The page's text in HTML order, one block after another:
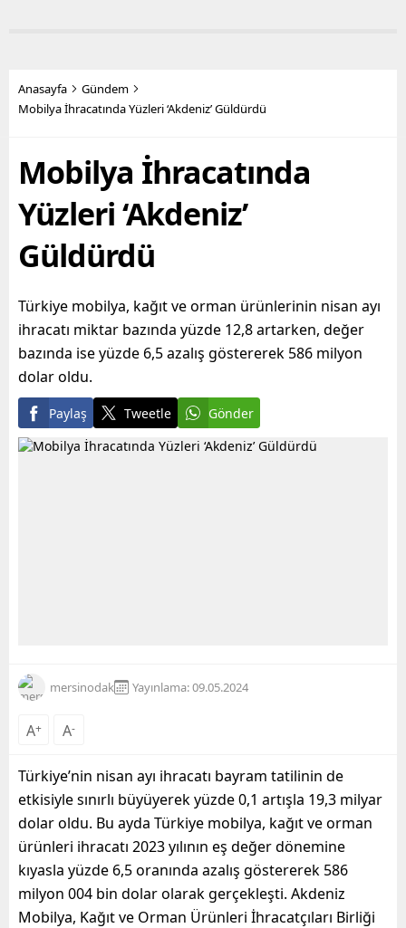
Başkanı Vahap Seçer’in
öncülüğünde hayata
manevi olarak nefes
alabilmesine destek
olmayı hedefleyen
Büyükşehir...
ekipleri, son olarak Bahçe
katlı iki ayrı metruk
yapının...
Anasayfa
Gündem
Mobilya İhracatında Yüzleri ‘Akdeniz’ Güldürdü
Mobilya İhracatında
Yüzleri ‘Akdeniz’
Güldürdü
Türkiye mobilya, kağıt ve orman ürünlerinin nisan ayı
ihracatı miktar bazında yüzde 12,8 artarken, değer
bazında ise yüzde 6,5 azalış göstererek 586 milyon
dolar oldu.
Paylaş Tweetle Gönder
mersinodak Yayınlama: 09.05.2024
A+ A-
Türkiye’nin nisan ayı ihracatı bayram tatilinin de
etkisiyle sınırlı büyüyerek yüzde 0,1 artışla 19,3 milyar
dolar oldu. Bu ayda Türkiye mobilya, kağıt ve orman
ürünleri ihracatı 2023 yılının eş değer dönemine
kıyasla yüzde 6,5 oranında azalış göstererek 586
milyon 004 bin dolar olarak gerçekleşti. Akdeniz
Mobilya, Kağıt ve Orman Ürünleri İhracatçıları Birliği